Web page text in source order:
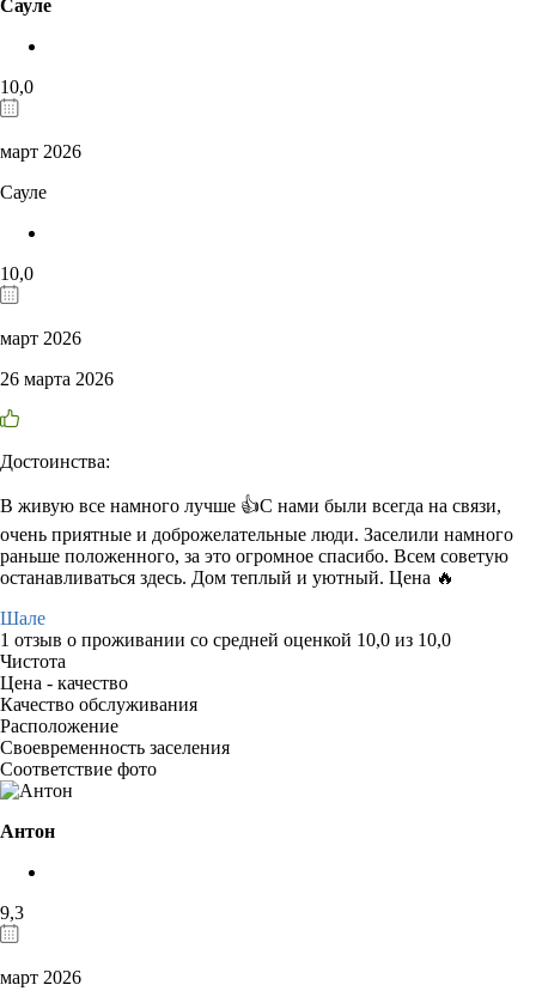
Сауле
10,0
март 2026
Сауле
10,0
март 2026
26 марта 2026
Достоинства:
В живую все намного лучше 👍С нами были всегда на связи,
очень приятные и доброжелательные люди. Заселили намного
раньше положенного, за это огромное спасибо. Всем советую
останавливаться здесь. Дом теплый и уютный. Цена 🔥
Шале
1 отзыв о проживании со средней оценкой 10,0 из 10,0
Чистота
Цена - качество
Качество обслуживания
Расположение
Своевременность заселения
Соответствие фото
Антон
9,3
март 2026